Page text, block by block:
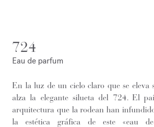
724
Eau de parfum
En la luz de un cielo claro que se eleva
alza la elegante silueta del 724. El
arquitectura que la rodean han
la estética gráfica de este «eau